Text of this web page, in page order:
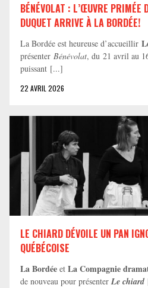
BÉNÉVOLAT : L’ŒUVRE PRIMÉE
DUQUET ARRIVE À LA BORDÉE!
La Bordée est heureuse d’accueillir
présenter Bénévolat, du 21 avril au
puissant [...]
22 AVRIL 2026
LE CHIARD DÉVOILE UN PAN
QUÉBÉCOISE
La Bordée et La Compagnie
de nouveau pour présenter Le chiard